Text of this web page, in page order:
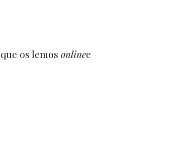
os lemos onlinee